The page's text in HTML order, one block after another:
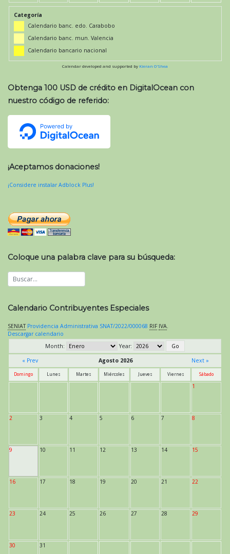
Categoría
Calendario banc. edo. Carabobo
Calendario banc. mun. Valencia
Calendario bancario nacional
Calendar developed and supported by Kieran O'Shea
Obtenga 100 USD de crédito en DigitalOcean con
nuestro código de referido:
¡Aceptamos donaciones!
¡Considere instalar Adblock Plus!
Coloque una palabra clave para su búsqueda:
Calendario Contribuyentes Especiales
SENIAT Providencia Administrativa SNAT/2022/000068 RIF IVA
Descargar calendario
Month:
Year:
« Prev
Agosto 2026 Next »
Domingo Lunes Martes Miércoles Jueves Viernes Sábado
1
2 3 4 5 6 7 8
9 10 11 12 13 14 15
16 17 18 19 20 21 22
23 24 25 26 27 28 29
30 31